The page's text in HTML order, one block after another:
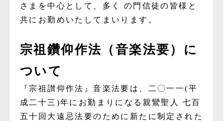
さまを中心として、 多く の門信徒の皆様と
共にお勤 め いたしてま いります 。
宗祖鑽仰作法（音楽法要）に
ついて
『 宗祖讃仰作法 』音楽法要は 二〇一一(平
成 二十三 )年にお勤まりになる親鸞聖人 七百
五十回大遠忌法要のために新たに制定された